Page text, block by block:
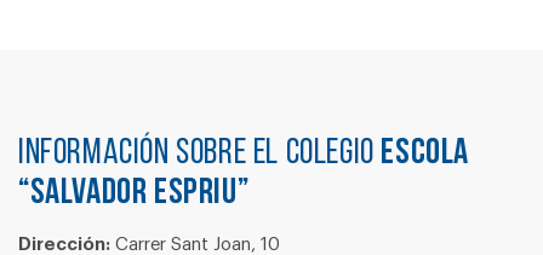
Información sobre el colegio ESCOLA
“SALVADOR ESPRIU”
Dirección: Carrer Sant Joan, 10